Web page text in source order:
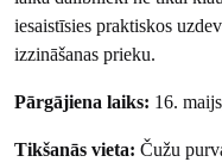
iesaistīsies praktiskos
izzināšanas prieku.
Pārgājiena laiks: 16.
Tikšanās vieta: Čužu